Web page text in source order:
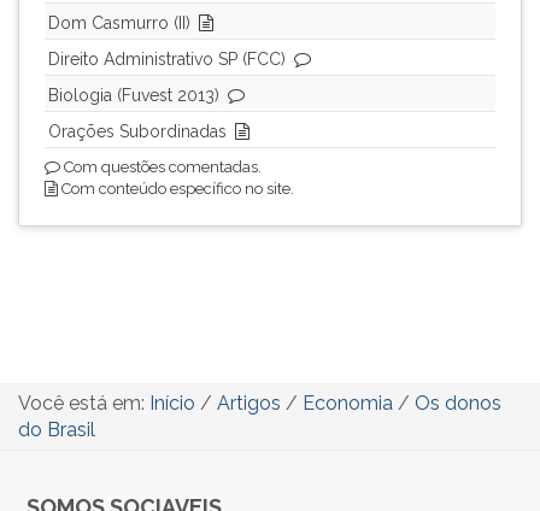
Dom Casmurro (II)
Direito Administrativo SP (FCC)
Biologia (Fuvest 2013)
Orações Subordinadas
Com questões comentadas.
Com conteúdo específico no site.
Você está em: Início / Artigos / Economia / Os donos
do Brasil